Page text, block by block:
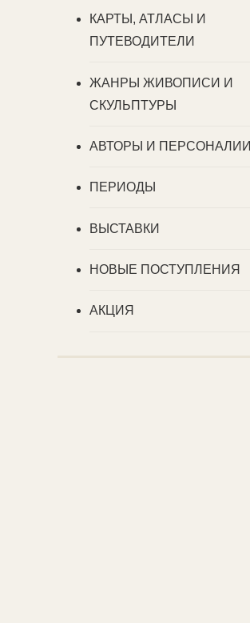
КАРТЫ, АТЛАСЫ И
ПУТЕВОДИТЕЛИ
ЖАНРЫ ЖИВОПИСИ И
СКУЛЬПТУРЫ
АВТОРЫ И ПЕРСОНАЛИИ
ПЕРИОДЫ
ВЫСТАВКИ
НОВЫЕ ПОСТУПЛЕНИЯ
АКЦИЯ